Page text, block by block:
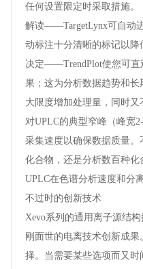
任何设置限定时采取措施。
解读——TargetLynx可自动
动标注十分清晰的标记以降
决定——TrendPlot使您可直
果；这为分析数据趋势和长
大限度增加处理量，同时又
对UPLC的典型窄峰（峰宽
采集速度以确保数据质量
化合物，还是分析数百种化
UPLC在色谱分析速度和分
不过时的创新技术
Xevo系列的通用离子源结
刚面世的电离技术创新成
择。当需要某些选项而又